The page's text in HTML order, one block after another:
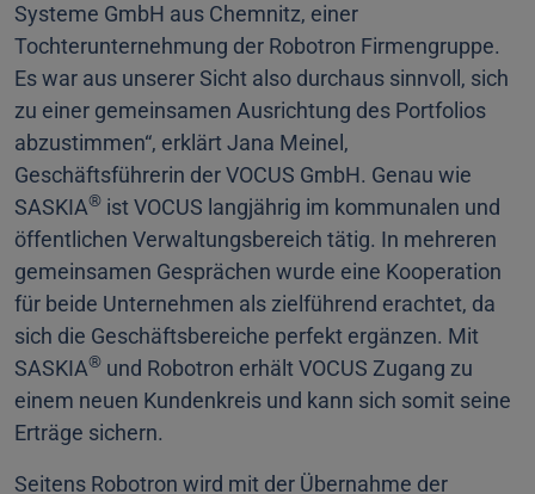
Systeme GmbH aus Chemnitz, einer
Tochterunternehmung der Robotron Firmengruppe.
Es war aus unserer Sicht also durchaus sinnvoll, sich
zu einer gemeinsamen Ausrichtung des Portfolios
abzustimmen“, erklärt Jana Meinel,
Geschäftsführerin der VOCUS GmbH. Genau wie
SASKIA® ist VOCUS langjährig im kommunalen und
öffentlichen Verwaltungsbereich tätig. In mehreren
gemeinsamen Gesprächen wurde eine Kooperation
für beide Unternehmen als zielführend erachtet, da
sich die Geschäftsbereiche perfekt ergänzen. Mit
SASKIA® und Robotron erhält VOCUS Zugang zu
einem neuen Kundenkreis und kann sich somit seine
Erträge sichern.
Seitens Robotron wird mit der Übernahme der